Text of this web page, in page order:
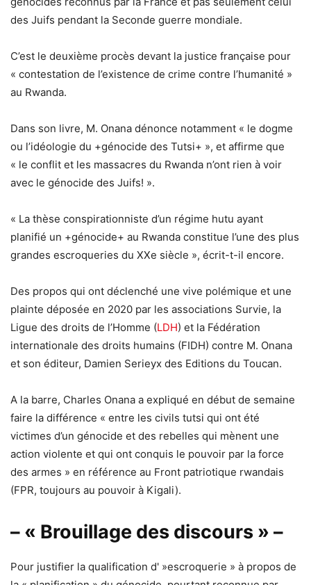
des Juifs pendant la Seconde guerre mondiale.
C’est le deuxième procès devant la justice française pour
« contestation de l’existence de crime contre l’humanité »
au Rwanda.
Dans son livre, M. Onana dénonce notamment « le dogme
ou l’idéologie du +génocide des Tutsi+ », et affirme que
« le conflit et les massacres du Rwanda n’ont rien à voir
avec le génocide des Juifs! ».
« La thèse conspirationniste d’un régime hutu ayant
planifié un +génocide+ au Rwanda constitue l’une des plus
grandes escroqueries du XXe siècle », écrit-t-il encore.
Des propos qui ont déclenché une vive polémique et une
plainte déposée en 2020 par les associations Survie, la
Ligue des droits de l’Homme (LDH) et la Fédération
internationale des droits humains (FIDH) contre M. Onana
et son éditeur, Damien Serieyx des Editions du Toucan.
A la barre, Charles Onana a expliqué en début de semaine
faire la différence « entre les civils tutsi qui ont été
victimes d’un génocide et des rebelles qui mènent une
action violente et qui ont conquis le pouvoir par la force
des armes » en référence au Front patriotique rwandais
(FPR, toujours au pouvoir à Kigali).
– « Brouillage des discours » –
Pour justifier la qualification d' »escroquerie » à propos de